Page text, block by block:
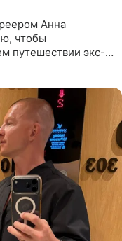
Анна
чтобы
путешествии экс-